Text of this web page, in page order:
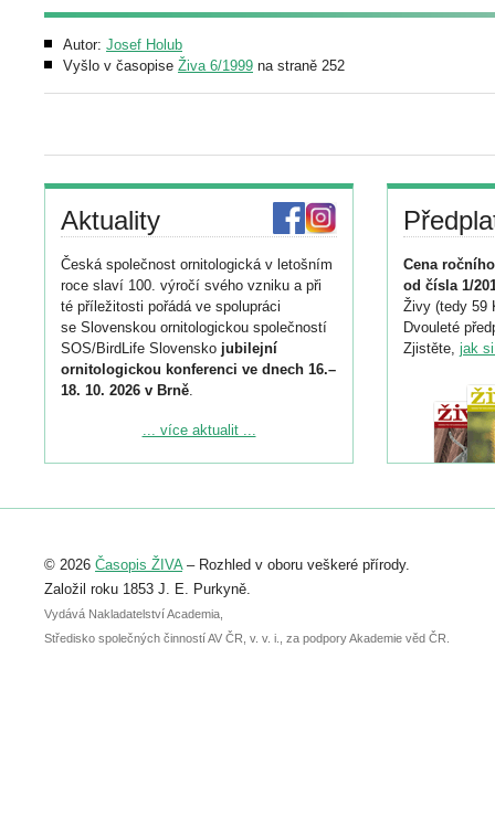
Autor: Josef Holub
Vyšlo v časopise Živa 6/1999 na straně 252
Aktuality
Česká společnost ornitologická v letošním
roce slaví 100. výročí svého vzniku a při
té příležitosti pořádá ve spolupráci
se Slovenskou ornitologickou společností
SOS/BirdLife Slovensko jubilejní
ornitologickou konferenci ve dnech 16.–
18. 10. 2026 v Brně.
Podrobnější informace ke konferenci
Registrovat se můžete do 6. září.
abstraktu přihlášené přednášky nebo
posteru je už 30. června.
... více aktualit ...
Cena
od čísla 1/
Živy (tedy 59
Dvouleté
Zjistěte, jak
© 2026 Časopis ŽIVA– Rozhled v oboru veškeré přírody.
Založil roku 1853 J. E. Purkyně.
Vydává Nakladatelství Academia,
Středisko společných činností AV ČR, v. v. i., za podpory Akademie věd ČR.